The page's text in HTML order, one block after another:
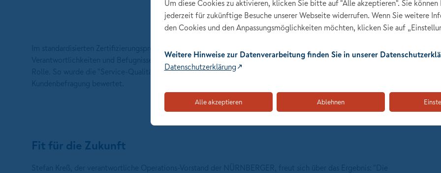
Verantwortlichkeiten und Befugnisse sowie Personal-, Service- und Beschwerdemanagement eine entscheidende
Rolle. So wurde die "Service-Qualität" der NÜRNBERGER durch Dokumentenprüfungen, ein Audit vor Ort und eine
Fit für die Zukunft
Um diese Cookies zu aktivieren, klicken Sie bitte auf "Alle akzeptieren". Sie
jederzeit für zukünftige Besuche unserer Webseite widerrufen. Wenn Sie weitere
den Cookies und den Anpassungsmöglichkeiten möchten, klicken Sie auf
Weitere Hinweise zur Datenverarbeitung finden Sie in unserer
Datenschutzerklärung
Alle akzeptieren Ablehnen